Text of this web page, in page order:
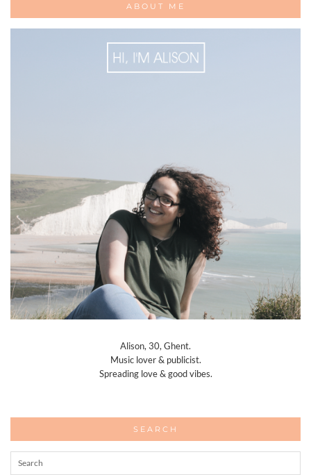
ABOUT ME
Alison, 30, Ghent.
Music lover & publicist.
Spreading love & good vibes.
SEARCH